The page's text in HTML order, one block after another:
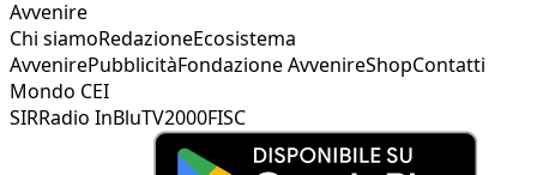
Avvenire
Chi siamoRedazioneEcosistema
AvvenirePubblicitàFondazione AvvenireShopContatti
Mondo CEI
SIRRadio InBluTV2000FISC